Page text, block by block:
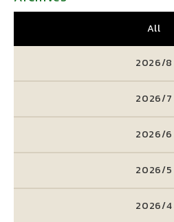
All
2026/8
2026/7
2026/6
2026/5
2026/4